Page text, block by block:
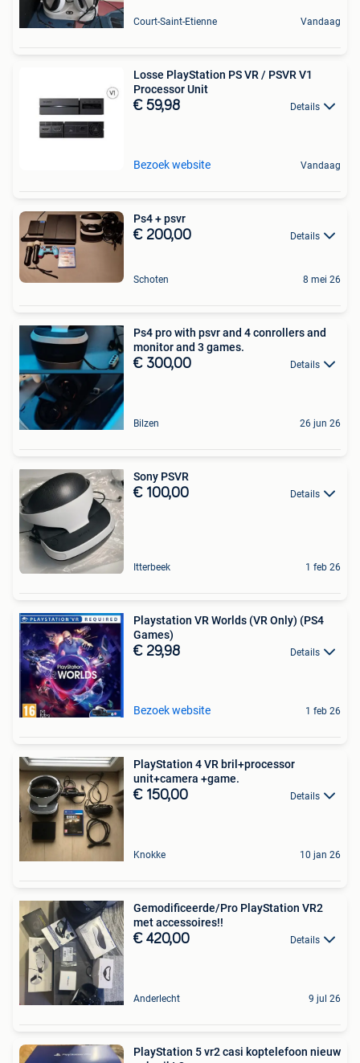
Court-Saint-Etienne Vandaag
Losse PlayStation PS VR / PSVR V1
Processor Unit
€ 59,98 Details
Bezoek website Vandaag
Ps4 + psvr
€ 200,00 Details
Schoten 8 mei 26
Ps4 pro with psvr and 4 conrollers and
monitor and 3 games.
€ 300,00 Details
Bilzen 26 jun 26
Sony PSVR
€ 100,00 Details
Itterbeek 1 feb 26
Playstation VR Worlds (VR Only) (PS4
Games)
€ 29,98 Details
Bezoek website 1 feb 26
PlayStation 4 VR bril+processor
unit+camera +game.
€ 150,00 Details
Knokke 10 jan 26
Gemodificeerde/Pro PlayStation VR2
met accessoires!!
€ 420,00 Details
Anderlecht 9 jul 26
PlayStation 5 vr2 casi koptelefoon nieuw